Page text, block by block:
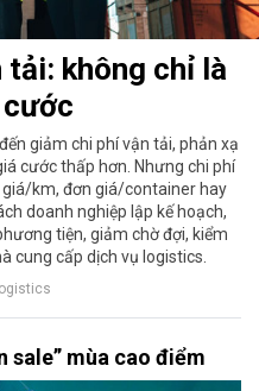
không chỉ là
giảm chi phí vận tải, phản xạ
cước thấp hơn. Nhưng chi phí
km, đơn giá/container hay
doanh nghiệp lập kế hoạch,
tiện, giảm chờ đợi, kiểm
cung cấp dịch vụ logistics.
sale” mùa cao điểm